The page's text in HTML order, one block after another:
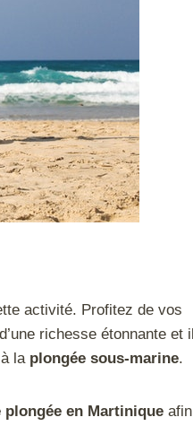
activité. Profitez de vos
richesse étonnante et il
la plongée sous-marine.
plongée en Martinique afin